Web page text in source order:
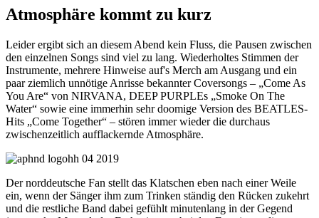
Atmosphäre kommt zu kurz
Leider ergibt sich an diesem Abend kein Fluss, die Pausen zwischen
den einzelnen Songs sind viel zu lang. Wiederholtes Stimmen der
Instrumente, mehrere Hinweise auf's Merch am Ausgang und ein
paar ziemlich unnötige Anrisse bekannter Coversongs – „Come As
You Are“ von NIRVANA, DEEP PURPLEs „Smoke On The
Water“ sowie eine immerhin sehr doomige Version des BEATLES-
Hits „Come Together“ – stören immer wieder die durchaus
zwischenzeitlich aufflackernde Atmosphäre.
Der norddeutsche Fan stellt das Klatschen eben nach einer Weile
ein, wenn der Sänger ihm zum Trinken ständig den Rücken zukehrt
und die restliche Band dabei gefühlt minutenlang in der Gegend